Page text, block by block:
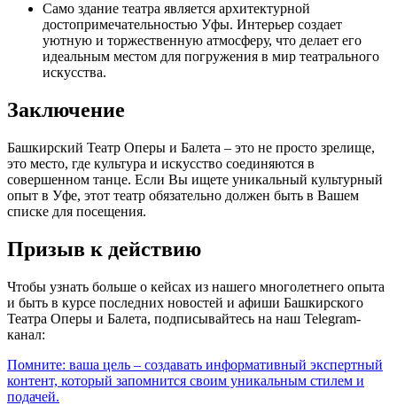
Само здание театра является архитектурной
достопримечательностью Уфы. Интерьер создает
уютную и торжественную атмосферу, что делает его
идеальным местом для погружения в мир театрального
искусства.
Заключение
Башкирский Театр Оперы и Балета – это не просто зрелище,
это место, где культура и искусство соединяются в
совершенном танце. Если Вы ищете уникальный культурный
опыт в Уфе, этот театр обязательно должен быть в Вашем
списке для посещения.
Призыв к действию
Чтобы узнать больше о кейсах из нашего многолетнего опыта
и быть в курсе последних новостей и афиши Башкирского
Театра Оперы и Балета, подписывайтесь на наш Telegram-
канал:
Помните: ваша цель – создавать информативный экспертный
контент, который запомнится своим уникальным стилем и
подачей.